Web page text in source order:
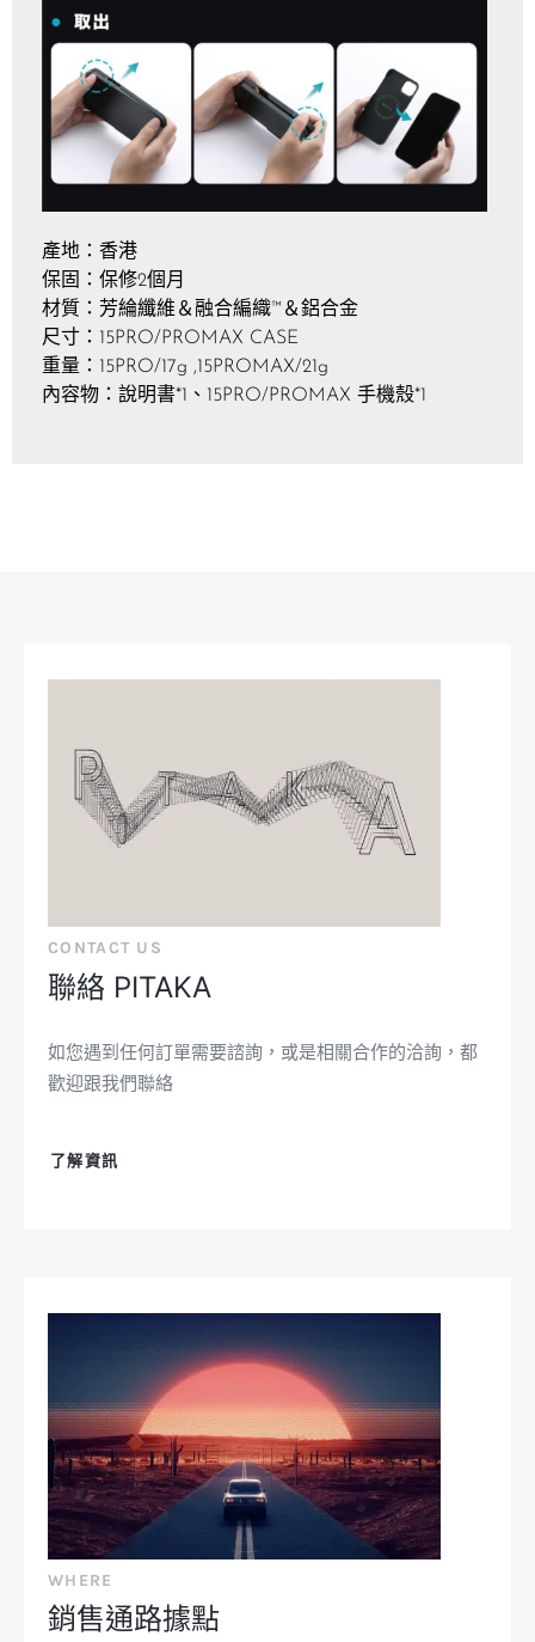
產地：香港
保固：保修2個月
材質：芳綸纖維＆融合編織™＆鋁合金
尺寸：15PRO/PROMAX CASE
重量：15PRO/17g ,15PROMAX/21g
內容物：說明書*1、15PRO/PROMAX 手機殼*1
CONTACT US
聯絡 PITAKA
如您遇到任何訂單需要諮詢，或是相關合作的洽詢，都
歡迎跟我們聯絡
了解資訊
WHERE
銷售通路據點